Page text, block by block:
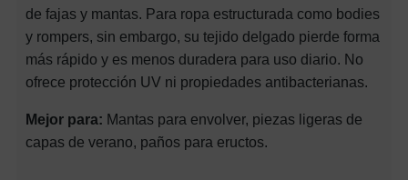
de fajas y mantas. Para ropa estructurada como bodies
y rompers, sin embargo, su tejido delgado pierde forma
más rápido y es menos duradera para uso diario. No
ofrece protección UV ni propiedades antibacterianas.
Mejor para: Mantas para envolver, piezas ligeras de
capas de verano, paños para eructos.